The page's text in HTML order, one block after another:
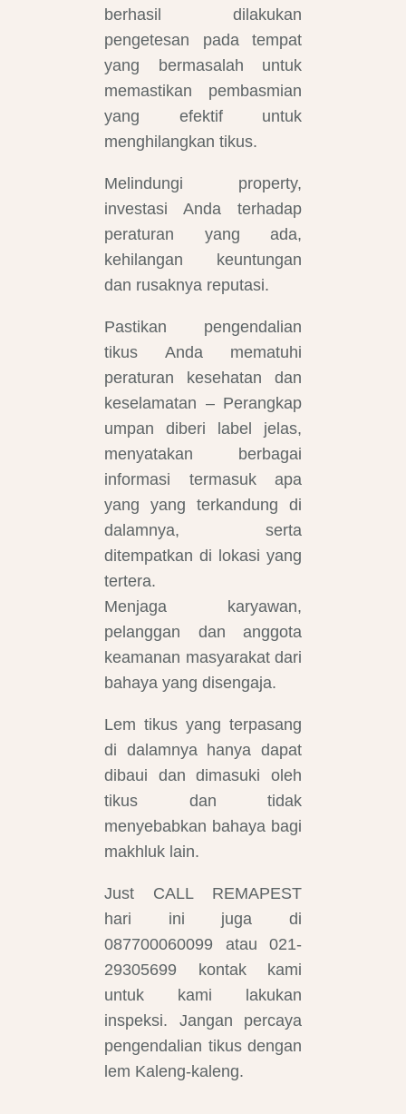
berhasil dilakukan
pengetesan pada tempat
yang bermasalah untuk
memastikan pembasmian
yang efektif untuk
menghilangkan tikus.
Melindungi property,
investasi Anda terhadap
peraturan yang ada,
kehilangan keuntungan
dan rusaknya reputasi.
Pastikan pengendalian
tikus Anda mematuhi
peraturan kesehatan dan
keselamatan – Perangkap
umpan diberi label jelas,
menyatakan berbagai
informasi termasuk apa
yang yang terkandung di
dalamnya, serta
ditempatkan di lokasi yang
tertera.
Menjaga karyawan,
pelanggan dan anggota
keamanan masyarakat dari
bahaya yang disengaja.
Lem tikus yang terpasang
di dalamnya hanya dapat
dibaui dan dimasuki oleh
tikus dan tidak
menyebabkan bahaya bagi
makhluk lain.
Just CALL REMAPEST
hari ini juga di
087700060099 atau 021-
29305699 kontak kami
untuk kami lakukan
inspeksi. Jangan percaya
pengendalian tikus dengan
lem Kaleng-kaleng.